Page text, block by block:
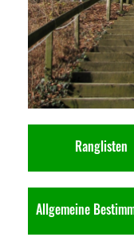
Ranglisten
Allgemeine